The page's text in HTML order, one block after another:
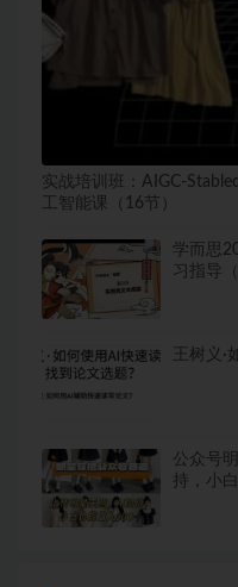
实战培训班：AIGC-
工智能课（16节）
学而思
习指导
王树义
公众号
持，小